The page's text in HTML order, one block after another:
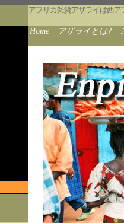
アフリカ雑貨アザライは西
Home アザライとは?